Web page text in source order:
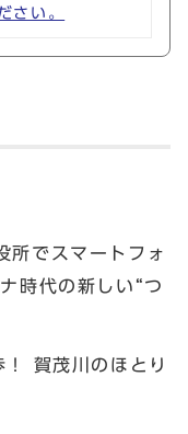
さい。
所でスマートフォ
時代の新しい“つ
賀茂川のほとり